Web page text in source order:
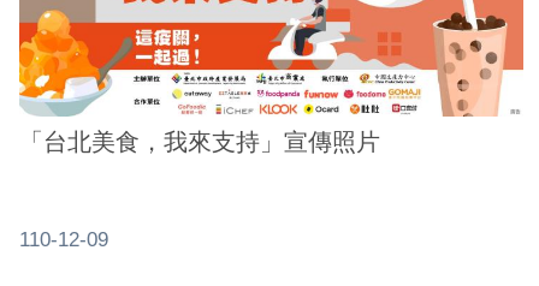
「台北美食，我來支持」宣傳照片
110-12-09